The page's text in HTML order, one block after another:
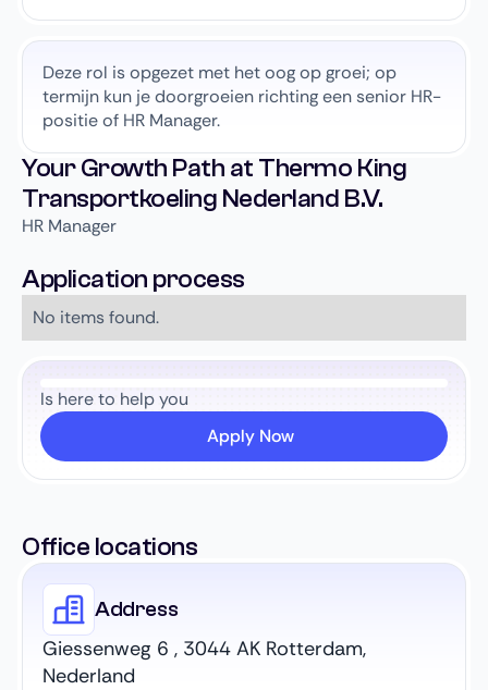
Deze rol is opgezet met het oog op groei; op
termijn kun je doorgroeien richting een senior HR-
positie of HR Manager.
Your Growth Path at Thermo King
Transportkoeling Nederland B.V.
HR Manager
Application process
No items found.
Is here to help you
Apply Now
Office locations
Address
Giessenweg 6 , 3044 AK Rotterdam,
Nederland